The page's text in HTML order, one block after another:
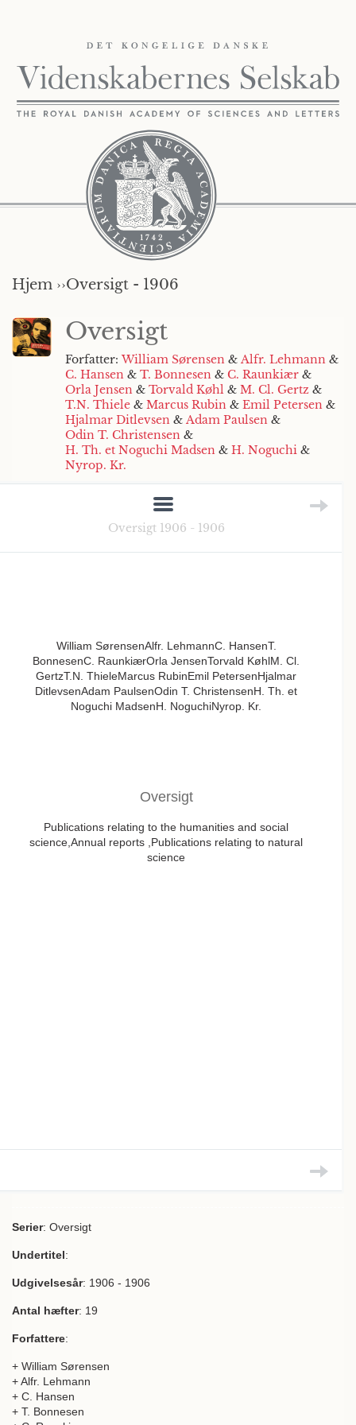
Hjem ››Oversigt - 1906
Oversigt
Forfatter:William Sørensen & Alfr. Lehmann &
C. Hansen & T. Bonnesen & C. Raunkiær &
Orla Jensen & Torvald Køhl & M. Cl. Gertz &
T.N. Thiele & Marcus Rubin & Emil Petersen &
Hjalmar Ditlevsen & Adam Paulsen &
Odin T. Christensen &
H. Th. et Noguchi Madsen & H. Noguchi &
Nyrop. Kr.
Oversigt 1906 - 1906
William SørensenAlfr. LehmannC. HansenT.
BonnesenC. RaunkiærOrla JensenTorvald KøhlM. Cl.
GertzT.N. ThieleMarcus RubinEmil PetersenHjalmar
DitlevsenAdam PaulsenOdin T. ChristensenH. Th. et
Noguchi MadsenH. NoguchiNyrop. Kr.
Oversigt
Publications relating to the humanities and social
science,Annual reports ,Publications relating to natural
science
Serier: Oversigt
Undertitel:
Udgivelsesår: 1906 - 1906
Antal hæfter: 19
Forfattere:
+ William Sørensen
+ Alfr. Lehmann
+ C. Hansen
+ T. Bonnesen